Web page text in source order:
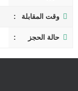
وقت المقابلة
حالة الحجز